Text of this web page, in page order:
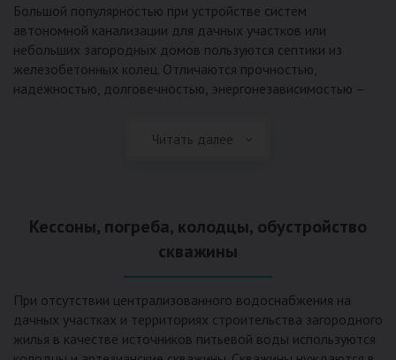
Большой популярностью при устройстве систем
автономной канализации для дачных участков или
небольших загородных домов пользуются септики из
железобетонных колец. Отличаются прочностью,
надежностью, долговечностью, энергонезависимостью –
ж/б колец состоят из нескольких камер, соединенных
септики требуют периодической очистки ассенизаторской
Читать далее
Кессоны, погреба, колодцы, обустройство
скважины
При отсутствии централизованного водоснабжения на
дачных участках и территориях строительства загородного
жилья в качестве источников питьевой воды используются